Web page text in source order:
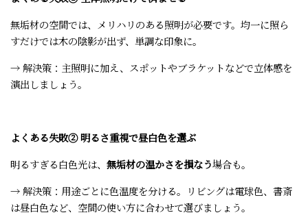
無垢材の空間では、メリハリのある照明が必要です。均一に照ら
すだけでは木の陰影が出ず、単調な印象に。
→ 解決策：主照明に加え、スポットやブラケットなどで立体感を
演出しましょう。
よくある失敗② 明るさ重視で昼白色を選ぶ
明るすぎる白色光は、 無垢材の温かさを損なう場合も。
→ 解決策：用途ごとに色温度を分ける。リビングは電球色、書斎
は昼白色など、空間の使い方に合わせて選びましょう。